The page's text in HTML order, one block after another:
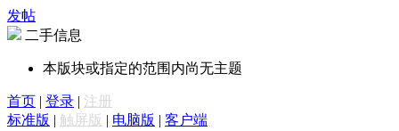
发帖
二手信息
本版块或指定的范围内尚无主题
首页 | 登录 | 注册
标准版 | 触屏版 | 电脑版 | 客户端